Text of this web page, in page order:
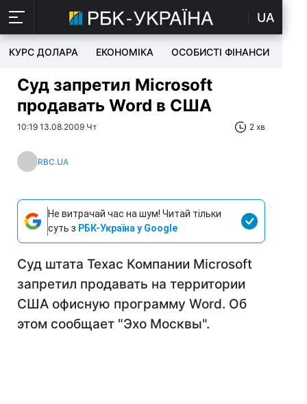
UA
КУРС ДОЛАРА ЕКОНОМІКА ОСОБИСТІ ФІНАНСИ
Суд запретил Microsoft
продавать Word в США
10:19 13.08.2009 Чт 2 хв
RBC.UA
Не витрачай час на шум! Читай тільки
суть з РБК-Україна у Google
Суд штата Техас Компании Microsoft
запретил продавать на территории
США офисную программу Word. Об
этом сообщает "Эхо Москвы".